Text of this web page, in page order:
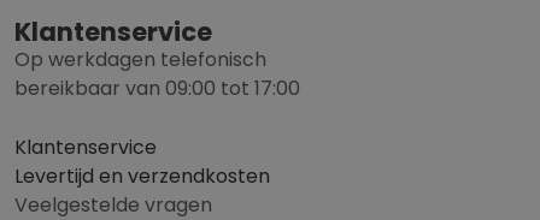
Klantenservice
Op werkdagen telefonisch
bereikbaar van 09:00 tot 17:00
Klantenservice
Levertijd en verzendkosten
Veelgestelde vragen